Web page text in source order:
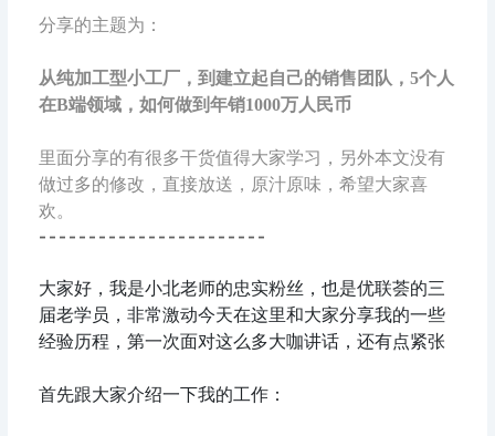
分享的主题为：
从纯加工型小工厂，到建立起自己的销售团队，5个人
在B端领域，如何做到年销1000万人民币
里面分享的有很多干货值得大家学习，另外本文没有
做过多的修改，直接放送，原汁原味，希望大家喜
欢。
-----------------------
大家好，我是小北老师的忠实粉丝，也是优联荟的三
届老学员，非常激动今天在这里和大家分享我的一些
经验历程，第一次面对这么多大咖讲话，还有点紧张
首先跟大家介绍一下我的工作：